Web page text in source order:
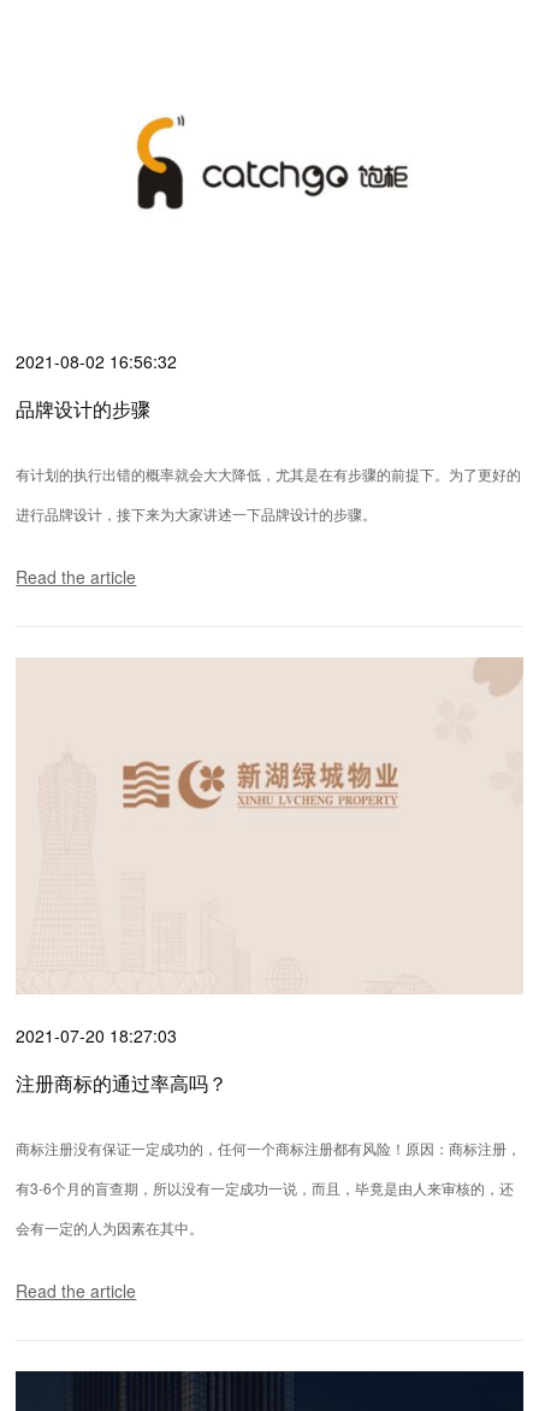
2021-08-02 16:56:32
品牌设计的步骤
有计划的执行出错的概率就会大大降低，尤其是在有步骤的前提下。为了更好的
进行品牌设计，接下来为大家讲述一下品牌设计的步骤。
Read the article
2021-07-20 18:27:03
注册商标的通过率高吗？
商标注册没有保证一定成功的，任何一个商标注册都有风险！原因：商标注册，
有3-6个月的盲查期，所以没有一定成功一说，而且，毕竟是由人来审核的，还
会有一定的人为因素在其中。
Read the article